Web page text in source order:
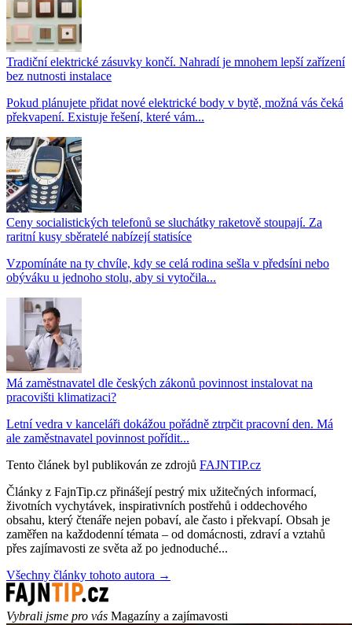
Tradiční elektrické zásuvky končí. Nahradí je mnohem lepší zařízení
bez nutnosti instalace
Pokud plánujete přidat nové elektrické body v bytě, možná vás čeká
překvapení. Existuje řešení, které vám...
Ceny socialistických telefonů se sluchátky raketově stoupají. Za
raritní kusy sběratelé nabízejí statisíce
Vzpomínáte na ty chvíle, kdy se celá rodina sešla v předsíni nebo
obýváku u jednoho stolu, aby si vytočila...
Má zaměstnavatel dle českých zákonů povinnost instalovat na
pracovišti klimatizaci?
Letní vedra v kanceláři dokážou pořádně ztrpčit pracovní den. Má
ale zaměstnavatel povinnost pořídit...
Tento článek byl publikován ze zdrojů FAJNTIP.cz
Články z FajnTip.cz přinášejí pestrý mix užitečných informací,
životních vychytávek, inspirativních postřehů i oddechového
obsahu, který čtenáře nejen pobaví, ale často i překvapí. Obsah je
zaměřen na každodenní témata – od domácnosti, zdraví a vztahů
přes zajímavosti ze světa až po jednoduché...
Všechny články tohoto autora →
Vybrali jsme pro vás Magazíny a zajímavosti